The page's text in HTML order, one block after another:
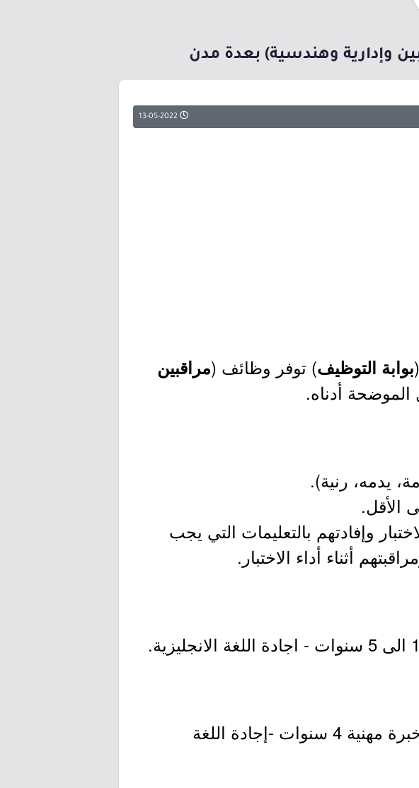
وإدارية وهندسية) بعدة مدن
بوابة التوظيف) توفر وظائف (مراقبين
الموضحة أدناه.
يدمه، رنية).
الأقل.
وإفادتهم بالتعليمات التي يجب
أثناء أداء الاختبار.
- -بكالوريوس هندسة صناعية - ادارة جودة -إدارة اعمال. -خبرة مهنية 4 سنوات -إجادة اللغة